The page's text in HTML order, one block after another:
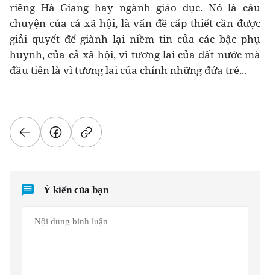
riêng Hà Giang hay ngành giáo dục. Nó là câu
chuyện của cả xã hội, là vấn đề cấp thiết cần được
giải quyết để giành lại niềm tin của các bậc phụ
huynh, của cả xã hội, vì tương lai của đất nước mà
đầu tiên là vì tương lai của chính những đứa trẻ...
Ý kiến của bạn